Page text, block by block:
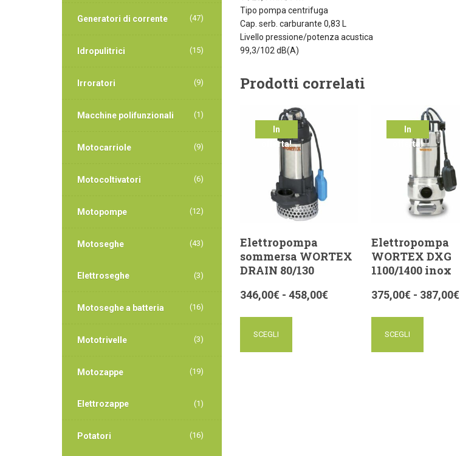
Tipo pompa centrifuga
Cap. serb. carburante 0,83 L
Livello pressione/potenza acustica
99,3/102 dB(A)
Prodotti correlati
In
offerta!
Elettropompa
sommersa WORTEX
DRAIN 80/130
346,00€ - 458,00€
SCEGLI
In
offerta!
Elettropompa
WORTEX DXG
1100/1400 inox
375,00€ - 387,00€
SCEGLI
Generatori di corrente (47)
Idropulitrici (15)
Irroratori (9)
Macchine polifunzionali (1)
Motocarriole (9)
Motocoltivatori (6)
Motopompe (12)
Motoseghe (43)
Elettroseghe (3)
Motoseghe a batteria (16)
Mototrivelle (3)
Motozappe (19)
Elettrozappe (1)
Potatori (16)